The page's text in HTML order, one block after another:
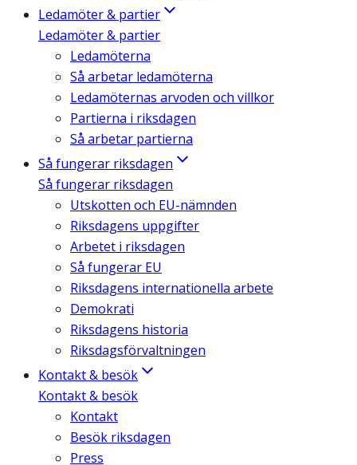
Ledamöter & partier
Ledamöter & partier
Ledamöterna
Så arbetar ledamöterna
Ledamöternas arvoden och villkor
Partierna i riksdagen
Så arbetar partierna
Så fungerar riksdagen
Så fungerar riksdagen
Utskotten och EU-nämnden
Riksdagens uppgifter
Arbetet i riksdagen
Så fungerar EU
Riksdagens internationella arbete
Demokrati
Riksdagens historia
Riksdagsförvaltningen
Kontakt & besök
Kontakt & besök
Kontakt
Besök riksdagen
Press